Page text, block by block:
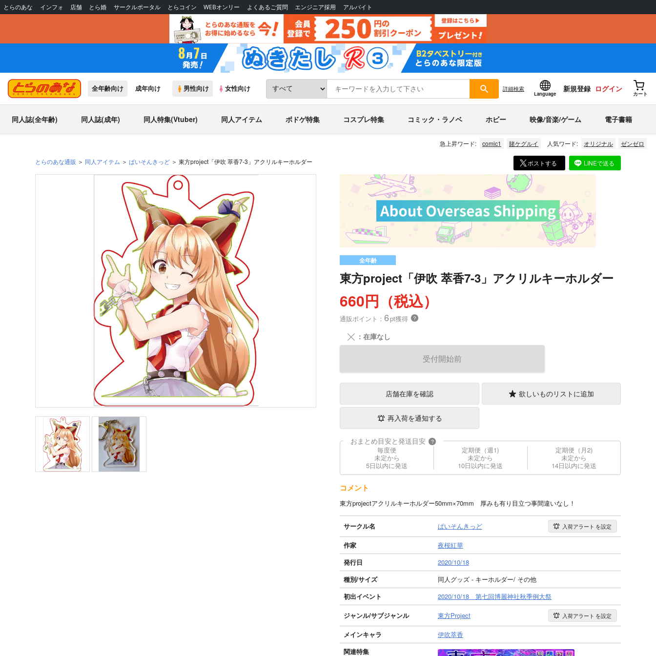
とらのあな インフォ 店舗 とら婚 サークルポータル とらコイン WEBオンリー よくあるご質問 エンジニア採用 アルバイト
全年齢向け 成年向け 男性向け 女性向け 詳細検索
Language
新規登録 ログイン
カート
同人誌(全年齢) 同人誌(成年) 同人特集(Vtuber) 同人アイテム ボドゲ特集 コスプレ特集 コミック・ラノベ ホビー 映像/音楽/ゲーム 電子書籍
急上昇ワード: comic1 賭ケグルイ 人気ワード: オリジナル ゼンゼロ
とらのあな通販 同人アイテム ぱいそんきっど 東方project「伊吹 萃香7-3」アクリルキーホルダー ポストする LINEで送る
全年齢
東方project「伊吹 萃香7-3」アクリルキーホルダー
660円（税込）
通販ポイント： 6pt獲得 ？
╳ ：在庫なし
受付開始前
店舗在庫を確認 欲しいものリストに追加
再入荷を通知する
おまとめ目安と発送目安 ?
毎度便
未定から
5日以内に発送
定期便（週1)
未定から
10日以内に発送
定期便（月2)
未定から
14日以内に発送
コメント
東方projectアクリルキーホルダー50mm×70mm 厚みも有り目立つ事間違いなし！
サークル名 ぱいそんきっど 入荷アラート を設定
作家
夜桜紅華
発行日
2020/10/18
種別/サイズ
同人グッズ - キーホルダー/ その他
初出イベント
2020/10/18 第七回博麗神社秋季例大祭
ジャンル/サブジャンル 東方Project 入荷アラート を設定
メインキャラ
伊吹萃香
関連特集